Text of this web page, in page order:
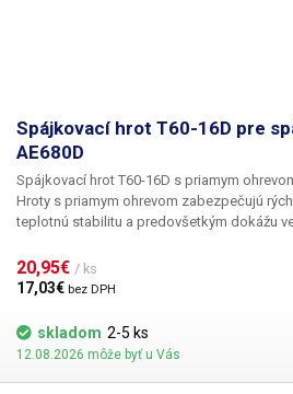
Spájkovací hrot T60-16D pre
AE680D
Spájkovací hrot T60-16D s priamym
Hroty s priamym ohrevom zabezpečujú
teplotnú stabilitu a predovšetkým dokážu
doskách plošných spojov, konektorov
Telo spájkovacieho hrotu je vyrobené z
výhradne pre spájkovacie stanice
navzájom kompatibilné. Rozmery: 124x8 mm
20,95€ / ks
17,03€ bez DPH
skladom 2-5 ks
12.08.2026 môže byť u Vás